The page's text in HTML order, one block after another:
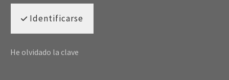
Identificarse
He olvidado la clave